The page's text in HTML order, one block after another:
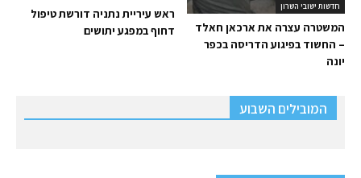
ראש עיריית נתניה דורשת טיפול
דחוף במפגע יתושים
חדשות ישובי השרון
המשטרה עצרה את ארכאן חאלד
– החשוד בפיגוע הדריסה בכפר
יונה
המובילים השבוע